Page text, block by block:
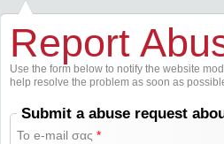
Report
Use the form below to notify the website
help resolve the problem as soon as
Submit a abuse request
Το e-mail σας*